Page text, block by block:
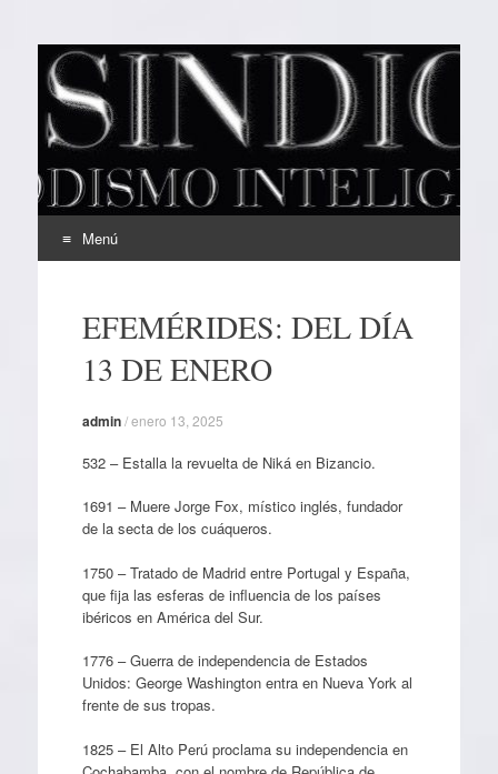
EL SINDICAL
Periodismo Inteligente
Menú
contenidoEFEMÉRIDES: DEL DÍA
13 DE ENERO
admin/enero 13, 2025
532 – Estalla la revuelta de Niká en Bizancio.
1691 – Muere Jorge Fox, místico inglés, fundador
de la secta de los cuáqueros.
1750 – Tratado de Madrid entre Portugal y España,
que fija las esferas de influencia de los países
ibéricos en América del Sur.
1776 – Guerra de independencia de Estados
Unidos: George Washington entra en Nueva York al
frente de sus tropas.
1825 – El Alto Perú proclama su independencia en